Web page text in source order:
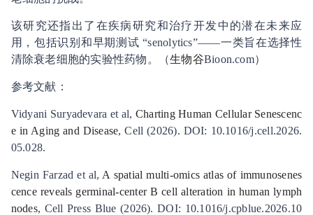
该研究还指出了在疾病研究和治疗开发中的潜在未来应
用，包括识别和早期测试 “senolytics”——一类旨在选择性
清除衰老细胞的实验性药物。（生物谷Bioon.com）
参考文献：
Vidyani Suryadevara et al, Charting Human Cellular Senescenc
e in Aging and Disease, Cell (2026). DOI: 10.1016/j.cell.2026.
05.028.
Negin Farzad et al, A spatial multi-omics atlas of immunosenes
cence reveals germinal-center B cell alteration in human lymph
nodes, Cell Press Blue (2026). DOI: 10.1016/j.cpblue.2026.10